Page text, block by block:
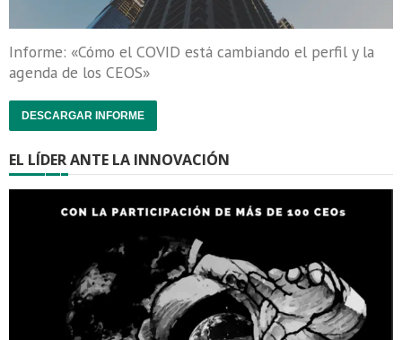
Informe: «Cómo el COVID está cambiando el perfil y la
agenda de los CEOS»
DESCARGAR INFORME
EL LÍDER ANTE LA INNOVACIÓN